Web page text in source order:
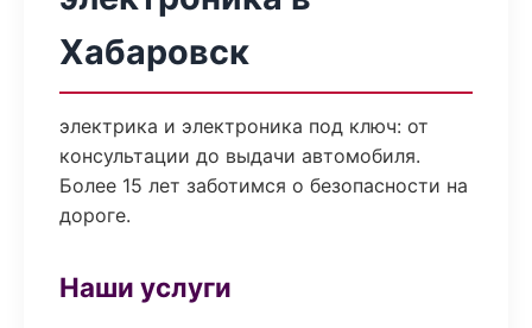
Хабаровск
электрика и электроника под ключ: от
консультации до выдачи автомобиля.
Более 15 лет заботимся о безопасности на
дороге.
Наши услуги